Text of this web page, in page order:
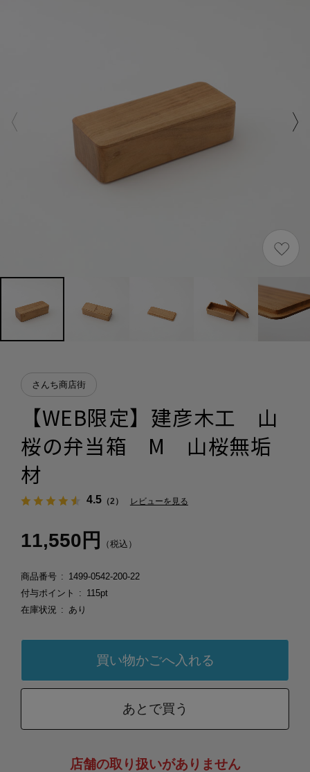
さんち商店街
【WEB限定】建彦木工 山
桜の弁当箱 M 山桜無垢
材
4.5（2） レビューを見る
11,550円 （税込）
商品番号
1499-0542-200-22
付与ポイント
115pt
在庫状況
あり
あとで買う
店舗の取り扱いがありません